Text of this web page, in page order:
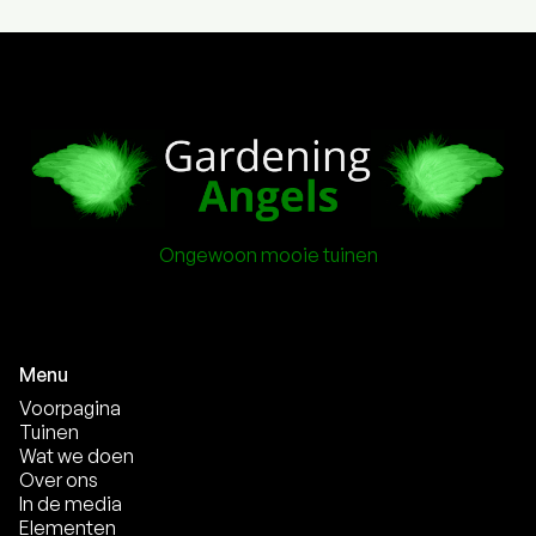
Ongewoon mooie tuinen
Menu
Voorpagina
Tuinen
Wat we doen
Over ons
In de media
Elementen